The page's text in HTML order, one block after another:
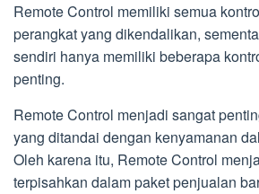
Remote Control memiliki semua
perangkat yang dikendalikan,
sendiri hanya memiliki beberapa
penting.
Remote Control menjadi sangat
yang ditandai dengan kenyamanan
Oleh karena itu, Remote Control
terpisahkan dalam paket penjualan